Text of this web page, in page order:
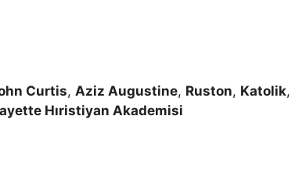
Curtis, Aziz Augustine, Ruston, Katolik,
Hıristiyan Akademisi